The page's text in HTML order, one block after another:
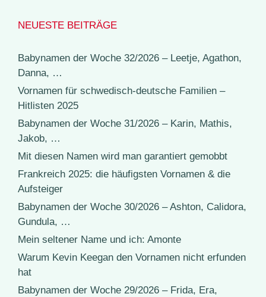
NEUESTE BEITRÄGE
Babynamen der Woche 32/2026 – Leetje, Agathon,
Danna, …
Vornamen für schwedisch-deutsche Familien –
Hitlisten 2025
Babynamen der Woche 31/2026 – Karin, Mathis,
Jakob, …
Mit diesen Namen wird man garantiert gemobbt
Frankreich 2025: die häufigsten Vornamen & die
Aufsteiger
Babynamen der Woche 30/2026 – Ashton, Calidora,
Gundula, …
Mein seltener Name und ich: Amonte
Warum Kevin Keegan den Vornamen nicht erfunden
hat
Babynamen der Woche 29/2026 – Frida, Era,